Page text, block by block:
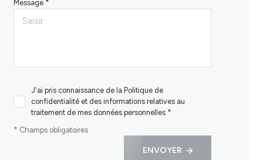
Message *
J'ai pris connaissance de la Politique de
confidentialité et des informations relatives au
traitement de mes données personnelles *
* Champs obligatoires
ENVOYER